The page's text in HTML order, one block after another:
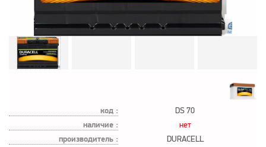
код : DS 70
наличие : нет
производитель : DURACELL